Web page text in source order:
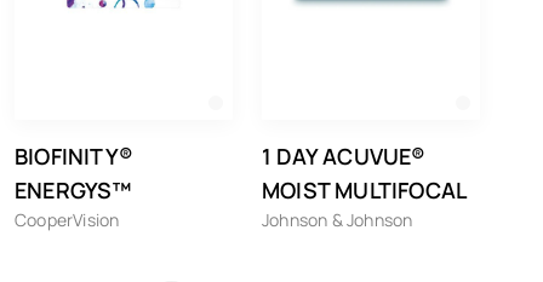
BIOFINITY®
ENERGYS™
CooperVision
1 DAY ACUVUE®
MOIST MULTIFOCAL
Johnson & Johnson